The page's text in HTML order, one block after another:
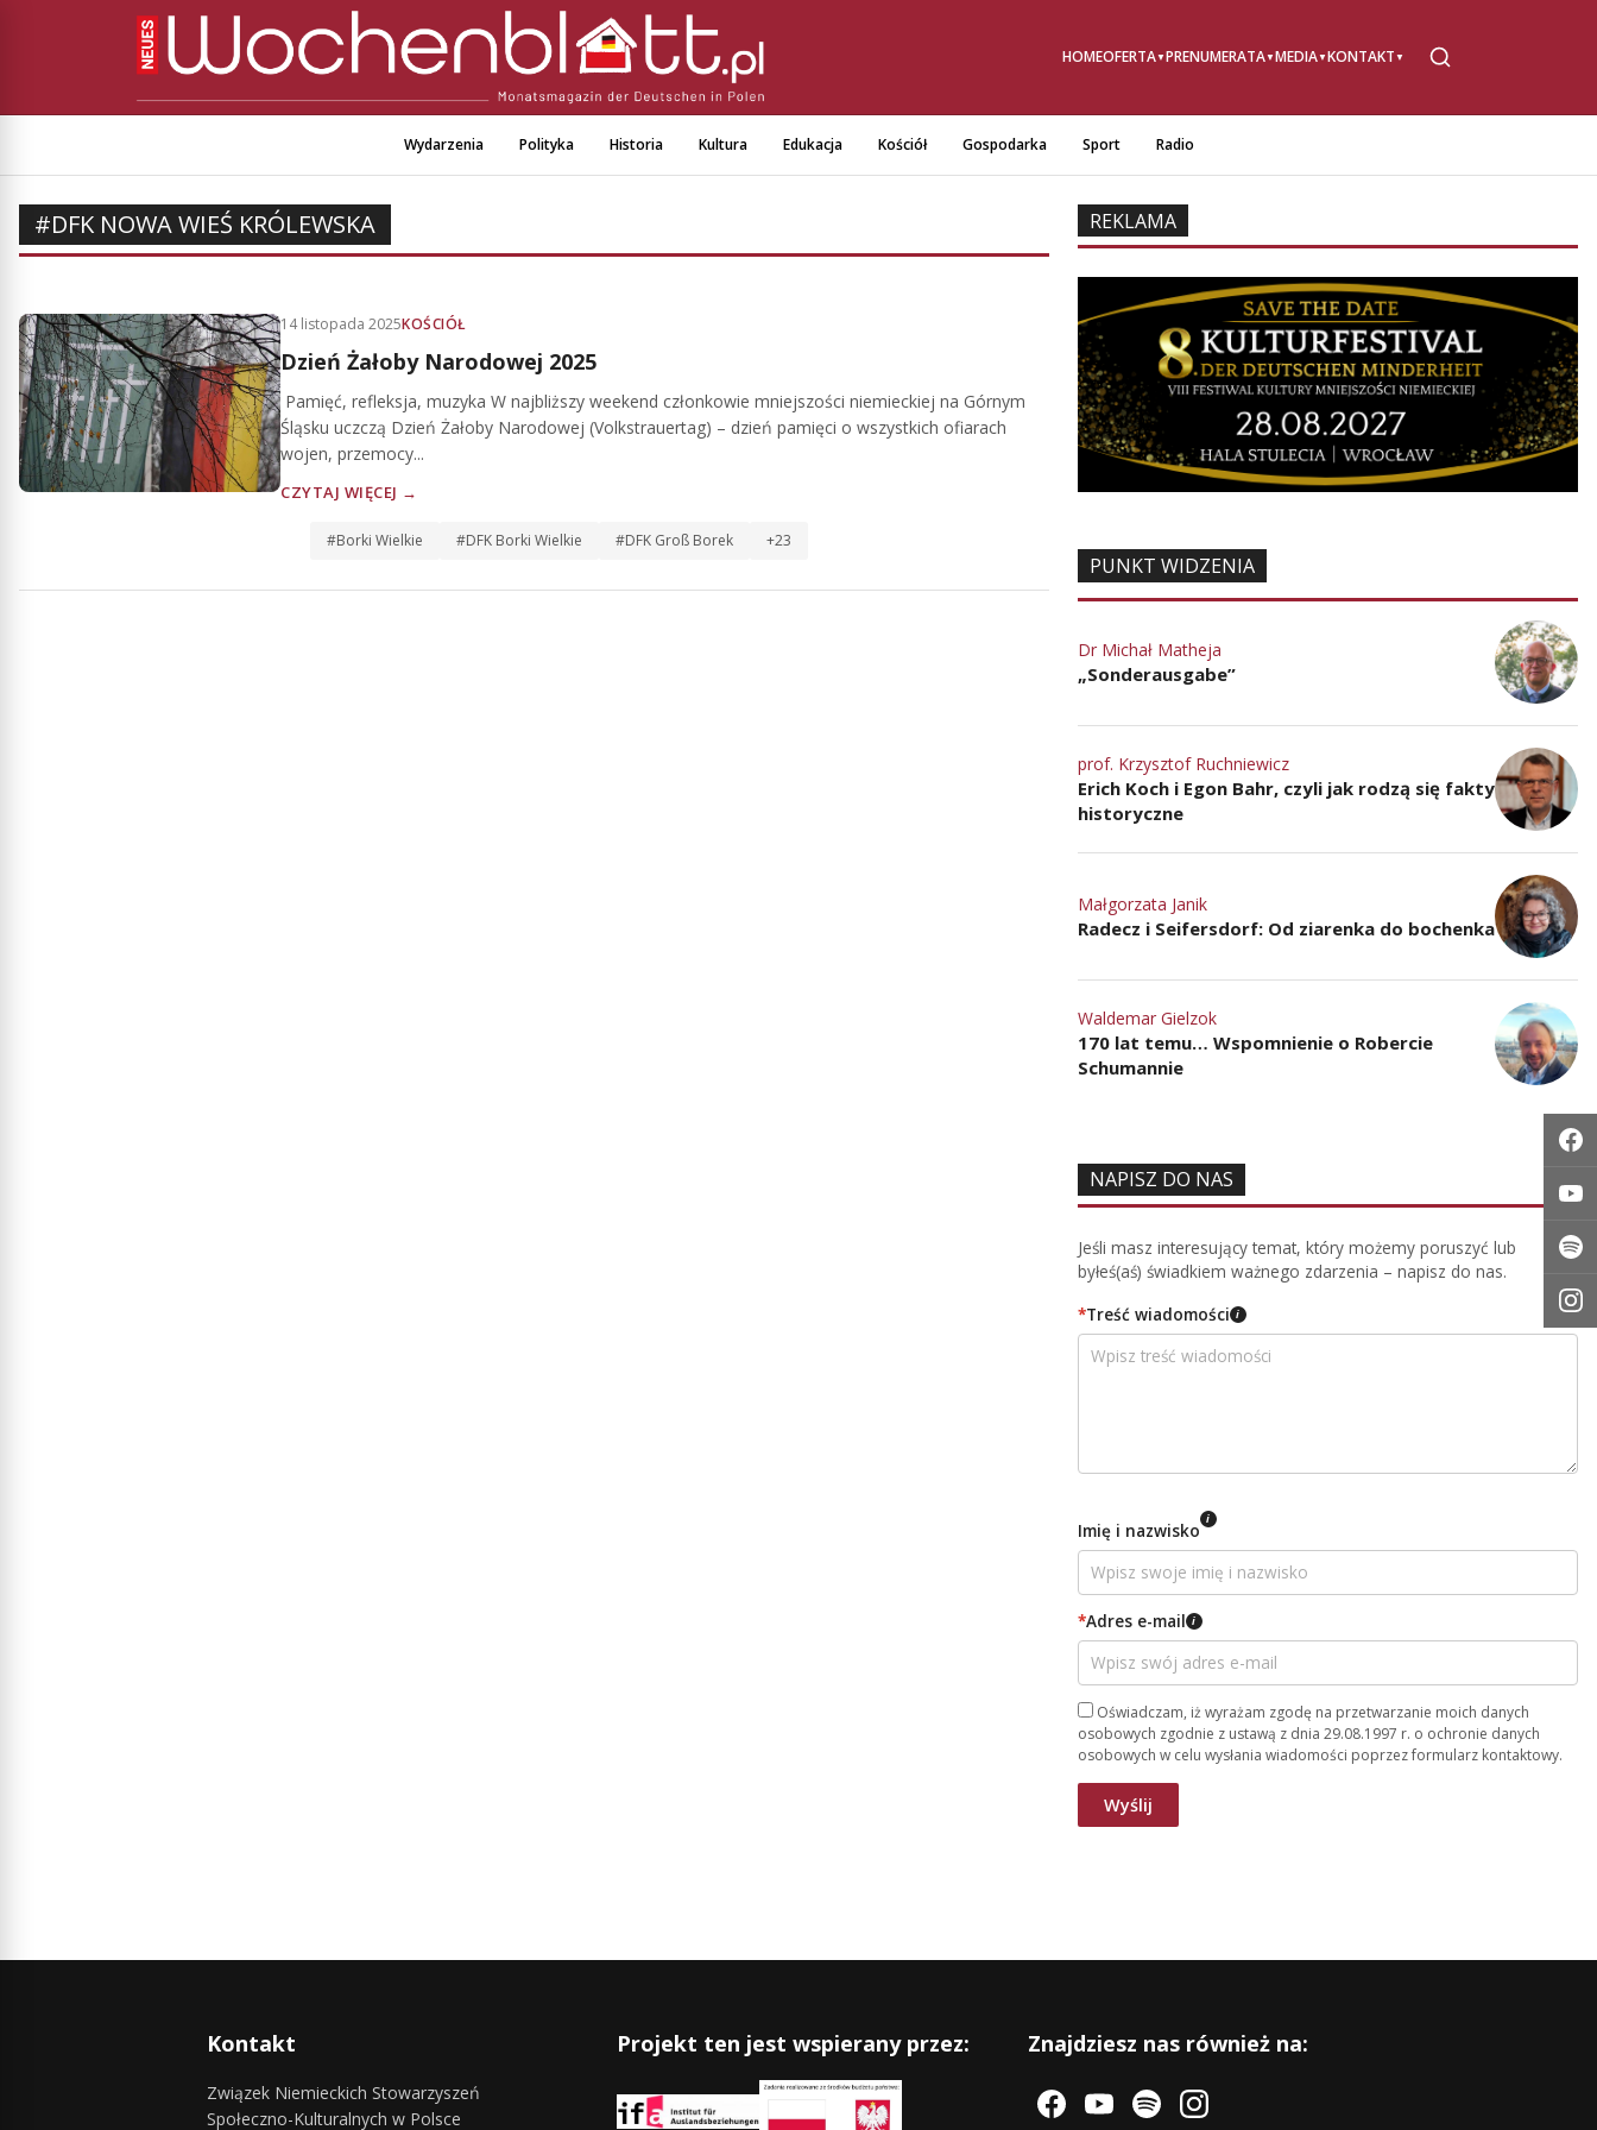
HOMEOFERTA PRENUMERATA MEDIA KONTAKT
Wydarzenia Polityka Historia Kultura Edukacja Kościół Gospodarka Sport Radio
#DFK NOWA WIEŚ KRÓLEWSKA
14 listopada 2025KOŚCIÓŁ
Dzień Żałoby Narodowej 2025
Pamięć, refleksja, muzyka W najbliższy weekend członkowie mniejszości niemieckiej na Górnym
Śląsku uczczą Dzień Żałoby Narodowej (Volkstrauertag) – dzień pamięci o wszystkich ofiarach
wojen, przemocy...
CZYTAJ WIĘCEJ →
#Borki Wielkie #DFK Borki Wielkie #DFK Groß Borek +23
REKLAMA
PUNKT WIDZENIA
Dr Michał Matheja
„Sonderausgabe”
prof. Krzysztof Ruchniewicz
Erich Koch i Egon Bahr, czyli jak rodzą się fakty
historyczne
Małgorzata Janik
Radecz i Seifersdorf: Od ziarenka do bochenka
Waldemar Gielzok
170 lat temu… Wspomnienie o Robercie
Schumannie
NAPISZ DO NAS
Jeśli masz interesujący temat, który możemy poruszyć lub
byłeś(aś) świadkiem ważnego zdarzenia – napisz do nas.
*Treść wiadomości i
Imię i nazwisko i
*Adres e-mail i
Oświadczam, iż wyrażam zgodę na przetwarzanie moich danych
osobowych zgodnie z ustawą z dnia 29.08.1997 r. o ochronie danych
osobowych w celu wysłania wiadomości poprzez formularz kontaktowy.
Kontakt
Związek Niemieckich Stowarzyszeń
Społeczno-Kulturalnych w Polsce
Projekt ten jest wspierany przez: Znajdziesz nas również na: